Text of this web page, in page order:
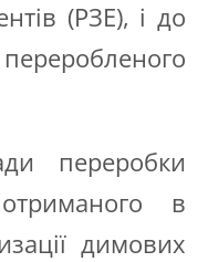
(РЗЕ), і до
переробки
в
димових